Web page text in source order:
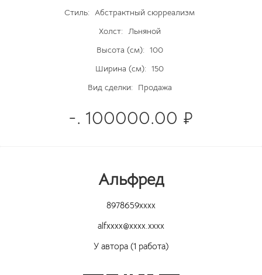
Стиль: Абстрактный сюрреализм
Холст: Льняной
Высота (см): 100
Ширина (см): 150
Вид сделки:
Продажа
-. 100000.00 ₽
Альфред
8978659xxxx
alfxxxx@xxxx.xxxx
У автора (1 работа)